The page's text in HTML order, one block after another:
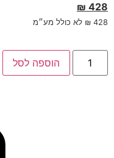
₪ 428
₪ 428 לא כולל מע״מ
הוספה לסל